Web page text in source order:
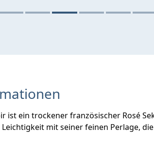
ist ein trockener französischer Rosé
mit seiner feinen Perlage,